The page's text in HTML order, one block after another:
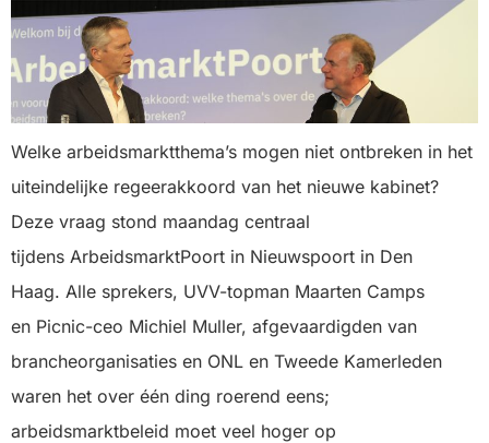
Welke arbeidsmarktthema’s mogen niet ontbreken in het
uiteindelijke regeerakkoord van het nieuwe kabinet?
Deze vraag stond maandag centraal
tijdens ArbeidsmarktPoort in Nieuwspoort in Den
Haag. Alle sprekers, UVV-topman Maarten Camps
en Picnic-ceo Michiel Muller, afgevaardigden van
brancheorganisaties en ONL en Tweede Kamerleden
waren het over één ding roerend eens;
arbeidsmarktbeleid moet veel hoger op